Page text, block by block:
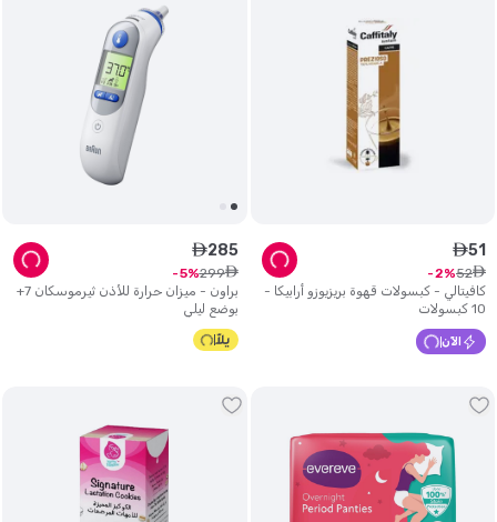
كافيتالي - كبسولات قهوة بريزيوزو أرابيكا -
10 كبسولات
ê51
ê
52
2
الآن
براون - ميزان حرارة للأذن ثيرموسكان 7+
بوضع ليلي
ê285
ê
299
5